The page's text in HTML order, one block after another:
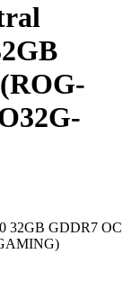
32GB GDDR7 OC